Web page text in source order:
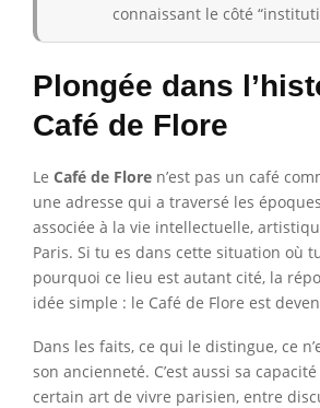
connaissant le côté
Plongée dans
Café de Flore
Le Café de Flore n’est pas un café
une adresse qui a traversé les
associée à la vie intellectuelle,
Paris. Si tu es dans cette situation où
pourquoi ce lieu est autant cité, la
idée simple : le Café de Flore est
Dans les faits, ce qui le distingue, ce
son ancienneté. C’est aussi sa
certain art de vivre parisien, entre